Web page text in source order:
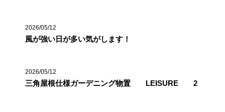
2026/05/12
風が強い日が多い気がします！
2026/05/12
三角屋根仕様ガーデニング物置 LEISURE 2